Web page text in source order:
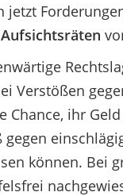
jetzt
Verstößen
Chance, ihr
können. Bei